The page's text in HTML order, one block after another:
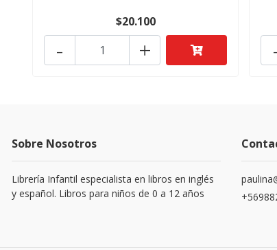
$20.100
+
-
Sobre Nosotros
Librería Infantil especialista en libros en inglés
y español. Libros para niños de 0 a 12 años